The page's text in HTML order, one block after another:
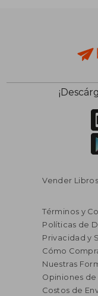
Vender
Términos y
Políticas de
Privacidad y
Cómo
Nuestras
Opiniones
Costos de